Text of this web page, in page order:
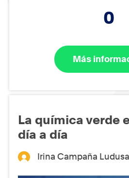
0
Más
La química verde
día a día
Irina Campaña